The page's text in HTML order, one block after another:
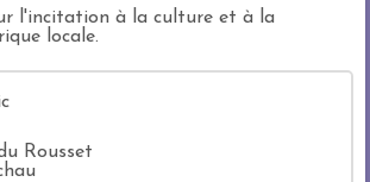
l'incitation à la culture et à la
locale.
Rousset